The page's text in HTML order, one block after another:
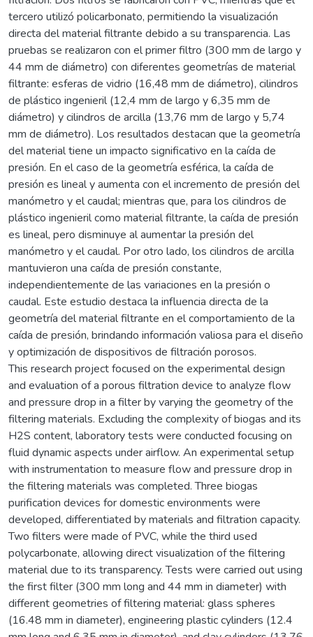
tercero utilizó policarbonato, permitiendo la visualización
directa del material filtrante debido a su transparencia. Las
pruebas se realizaron con el primer filtro (300 mm de largo y
44 mm de diámetro) con diferentes geometrías de material
filtrante: esferas de vidrio (16,48 mm de diámetro), cilindros
de plástico ingenieril (12,4 mm de largo y 6,35 mm de
diámetro) y cilindros de arcilla (13,76 mm de largo y 5,74
mm de diámetro). Los resultados destacan que la geometría
del material tiene un impacto significativo en la caída de
presión. En el caso de la geometría esférica, la caída de
presión es lineal y aumenta con el incremento de presión del
manómetro y el caudal; mientras que, para los cilindros de
plástico ingenieril como material filtrante, la caída de presión
es lineal, pero disminuye al aumentar la presión del
manómetro y el caudal. Por otro lado, los cilindros de arcilla
mantuvieron una caída de presión constante,
independientemente de las variaciones en la presión o
caudal. Este estudio destaca la influencia directa de la
geometría del material filtrante en el comportamiento de la
caída de presión, brindando información valiosa para el diseño
y optimización de dispositivos de filtración porosos.
This research project focused on the experimental design
and evaluation of a porous filtration device to analyze flow
and pressure drop in a filter by varying the geometry of the
filtering materials. Excluding the complexity of biogas and its
H2S content, laboratory tests were conducted focusing on
fluid dynamic aspects under airflow. An experimental setup
with instrumentation to measure flow and pressure drop in
the filtering materials was completed. Three biogas
purification devices for domestic environments were
developed, differentiated by materials and filtration capacity.
Two filters were made of PVC, while the third used
polycarbonate, allowing direct visualization of the filtering
material due to its transparency. Tests were carried out using
the first filter (300 mm long and 44 mm in diameter) with
different geometries of filtering material: glass spheres
(16.48 mm in diameter), engineering plastic cylinders (12.4